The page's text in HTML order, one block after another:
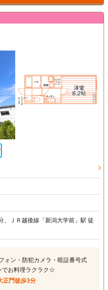
、ＪＲ越後線「新潟大学前」駅 徒
ォン・防犯カメラ・暗証番号式
でお料理ラクラク☆
正門徒歩3分